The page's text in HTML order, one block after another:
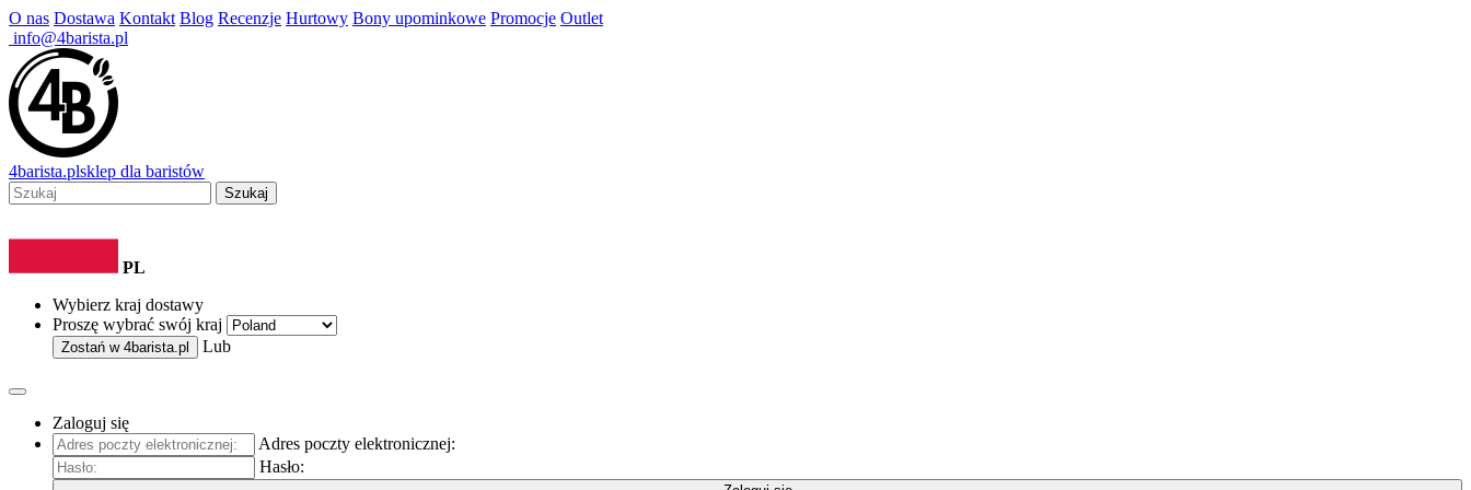
O nas Dostawa Kontakt Blog Recenzje Hurtowy Bony upominkowe Promocje Outlet
info@4barista.pl
4barista.plsklep dla baristów
Szukaj
PL
Wybierz kraj dostawy
Proszę wybrać swój kraj
Zostań w 4barista.pl Lub
Zaloguj się
Adres poczty elektronicznej:
Hasło: